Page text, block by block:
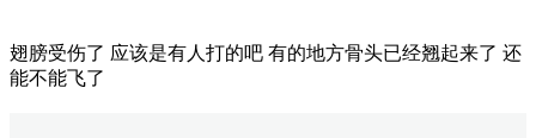
翅膀受伤了 应该是有人打的吧 有的地方骨头已经翘起来了 还
能不能飞了